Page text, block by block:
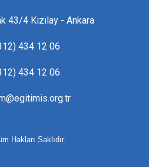
43/4 Kızılay - Ankara
434 12 06
434 12 06
Hakları Saklıdır.